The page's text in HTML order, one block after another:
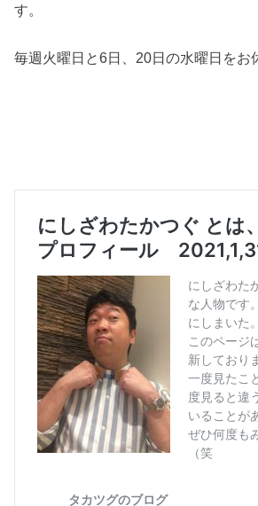
す。
毎週火曜日と6日、20日の水曜日をお